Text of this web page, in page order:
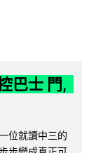
巴士 門,
位就讀中三的